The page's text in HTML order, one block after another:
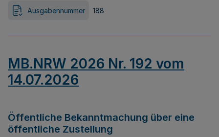
Ausgabennummer 188
MB.NRW 2026 Nr. 192 vom
14.07.2026
Öffentliche Bekanntmachung über eine
öffentliche Zustellung